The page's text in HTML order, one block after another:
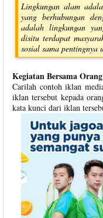
Lingkungan alam
yang berhubungan
adalah lingkungan
disitu terdapat
sosial sama pentingnya
Kegiatan Bersama
Carilah contoh iklan
iklan tersebut kepada
kata kunci dari iklan